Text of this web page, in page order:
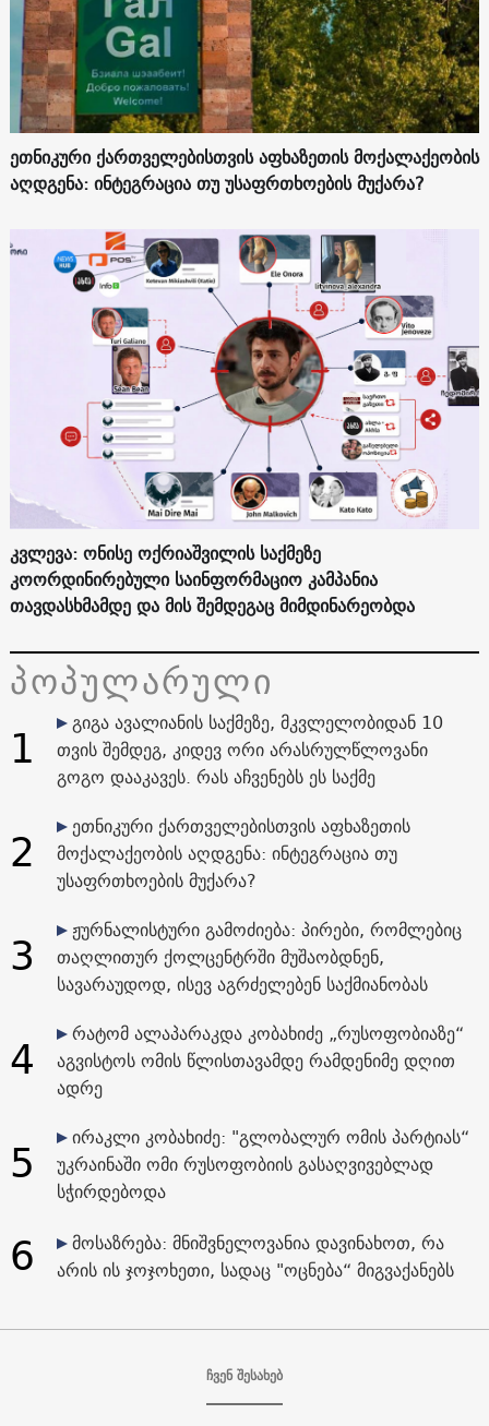
ეთნიკური ქართველებისთვის აფხაზეთის მოქალაქეობის
აღდგენა: ინტეგრაცია თუ უსაფრთხოების მუქარა?
კვლევა: ონისე ოქრიაშვილის საქმეზე
კოორდინირებული საინფორმაციო კამპანია
თავდასხმამდე და მის შემდეგაც მიმდინარეობდა
პოპულარული
1
გიგა ავალიანის საქმეზე, მკვლელობიდან 10
თვის შემდეგ, კიდევ ორი არასრულწლოვანი
გოგო დააკავეს. რას აჩვენებს ეს საქმე
2
ეთნიკური ქართველებისთვის აფხაზეთის
მოქალაქეობის აღდგენა: ინტეგრაცია თუ
უსაფრთხოების მუქარა?
3
ჟურნალისტური გამოძიება: პირები, რომლებიც
თაღლითურ ქოლცენტრში მუშაობდნენ,
სავარაუდოდ, ისევ აგრძელებენ საქმიანობას
4
რატომ ალაპარაკდა კობახიძე „რუსოფობიაზე“
აგვისტოს ომის წლისთავამდე რამდენიმე დღით
ადრე
5
ირაკლი კობახიძე: "გლობალურ ომის პარტიას“
უკრაინაში ომი რუსოფობიის გასაღვივებლად
სჭირდებოდა
6
მოსაზრება: მნიშვნელოვანია დავინახოთ, რა
არის ის ჯოჯოხეთი, სადაც "ოცნება“ მიგვაქანებს
ჩვენ შესახებ